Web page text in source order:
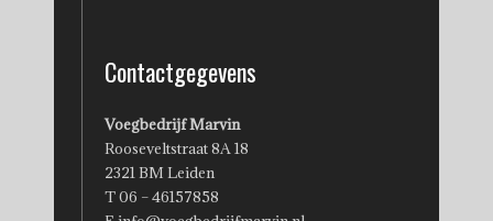
Contactgegevens
Voegbedrijf Marvin
Rooseveltstraat 8A 18
2321 BM Leiden
T 06 – 46157858